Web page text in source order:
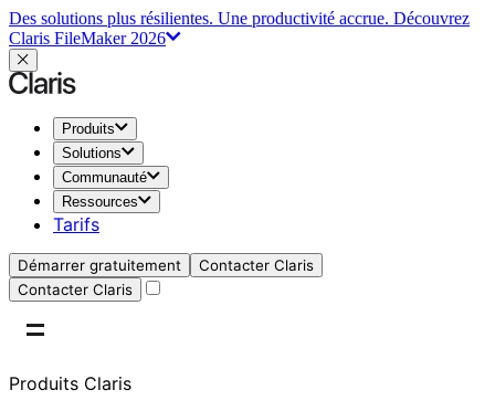
Des solutions plus résilientes. Une productivité accrue. Découvrez
Claris FileMaker 2026
Produits
Solutions
Communauté
Ressources
Tarifs
Démarrer gratuitement
Contacter Claris
Contacter Claris
Produits Claris